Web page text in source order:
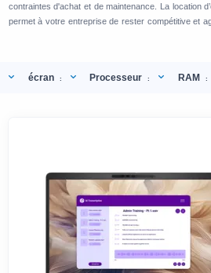
contraintes d'achat et de maintenance. La location
permet à votre entreprise de rester compétitive et
écran : Processeur : RAM :